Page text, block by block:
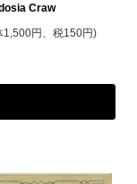
Craw
1,500円、税150円)